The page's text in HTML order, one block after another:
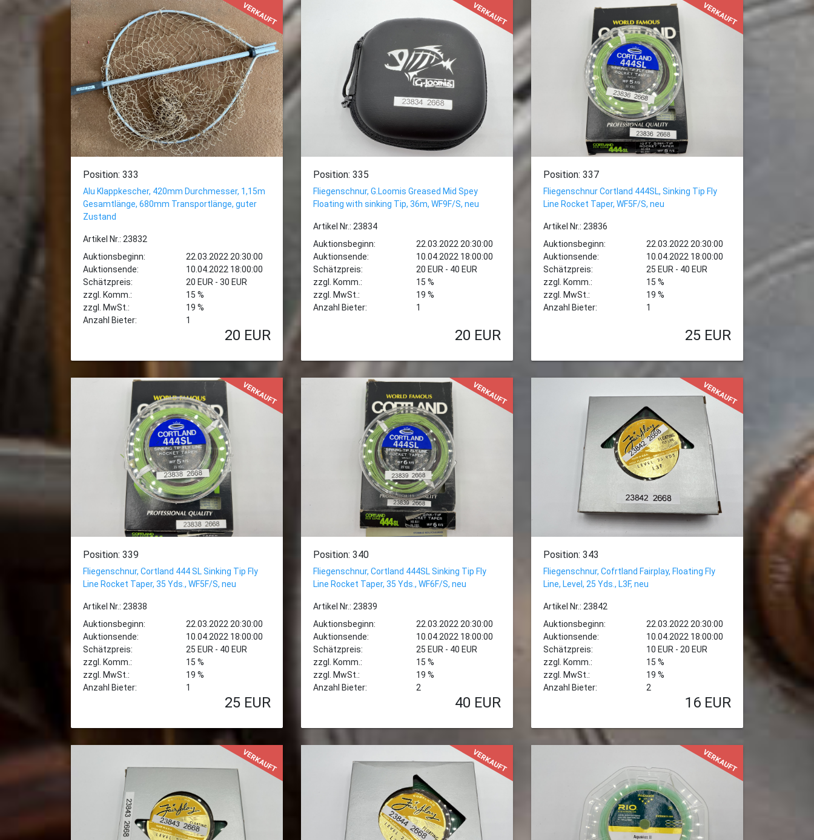
VERKAUFT
Position: 333
Alu Klappkescher, 420mm Durchmesser, 1,15m
Gesamtlänge, 680mm Transportlänge, guter
Zustand
Artikel Nr.: 23832
Auktionsbeginn:
22.03.2022 20:30:00
Auktionsende:
10.04.2022 18:00:00
Schätzpreis:
20 EUR - 30 EUR
zzgl. Komm.:
15 %
zzgl. MwSt.:
19 %
Anzahl Bieter:
1
20 EUR
VERKAUFT
Position: 335
Fliegenschnur, G.Loomis Greased Mid Spey
Floating with sinking Tip, 36m, WF9F/S, neu
Artikel Nr.: 23834
Auktionsbeginn:
22.03.2022 20:30:00
Auktionsende:
10.04.2022 18:00:00
Schätzpreis:
20 EUR - 40 EUR
zzgl. Komm.:
15 %
zzgl. MwSt.:
19 %
Anzahl Bieter:
1
20 EUR
VERKAUFT
Position: 337
Fliegenschnur Cortland 444SL, Sinking Tip Fly
Line Rocket Taper, WF5F/S, neu
Artikel Nr.: 23836
Auktionsbeginn:
22.03.2022 20:30:00
Auktionsende:
10.04.2022 18:00:00
Schätzpreis:
25 EUR - 40 EUR
zzgl. Komm.:
15 %
zzgl. MwSt.:
19 %
Anzahl Bieter:
1
25 EUR
VERKAUFT
Position: 339
Fliegenschnur, Cortland 444 SL Sinking Tip Fly
Line Rocket Taper, 35 Yds., WF5F/S, neu
Artikel Nr.: 23838
Auktionsbeginn:
22.03.2022 20:30:00
Auktionsende:
10.04.2022 18:00:00
Schätzpreis:
25 EUR - 40 EUR
zzgl. Komm.:
15 %
zzgl. MwSt.:
19 %
Anzahl Bieter:
1
25 EUR
VERKAUFT
Position: 340
Fliegenschnur, Cortland 444SL Sinking Tip Fly
Line Rocket Taper, 35 Yds., WF6F/S, neu
Artikel Nr.: 23839
Auktionsbeginn:
22.03.2022 20:30:00
Auktionsende:
10.04.2022 18:00:00
Schätzpreis:
25 EUR - 40 EUR
zzgl. Komm.:
15 %
zzgl. MwSt.:
19 %
Anzahl Bieter:
2
40 EUR
VERKAUFT
Position: 343
Fliegenschnur, Cofrtland Fairplay, Floating Fly
Line, Level, 25 Yds., L3F, neu
Artikel Nr.: 23842
Auktionsbeginn:
22.03.2022 20:30:00
Auktionsende:
10.04.2022 18:00:00
Schätzpreis:
10 EUR - 20 EUR
zzgl. Komm.:
15 %
zzgl. MwSt.:
19 %
Anzahl Bieter:
2
16 EUR
VERKAUFT VERKAUFT VERKAUFT